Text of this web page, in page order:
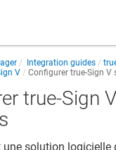
Integration guides
V
Configurer true-Sign V
true-Sign
une solution logicielle